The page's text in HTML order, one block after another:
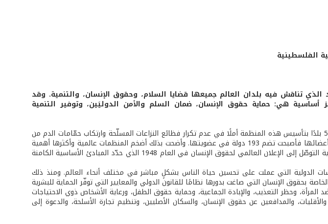
الفلسطينية
الذي تناقش فيه بلدان العالم جميعها قضايا السلام، وحقوق الإنسان، والتنمية. وقد
هي: حماية حقوق الإنسان، ضمان السلم والأمن الدوليَين، وتوفير التنمية
بعد أن حطّت الحرب العالمية الثانية أوزارها، قام 51 بلدًا بتأسيس هذه المنظمة أملًا في عدم تكرار فظائع النزاعات المسلّحة وارتكاب حمّامات الدم من
جديد. وعلى مرّ العقود السبعة الماضية، زاد عدد أعضائها فأصبحت تضم 193 دولة في عضويتها. وأضحت بذلك أضخم المنظمات عالمية وأكثرها أهمية
في عصرنا الحاضر. وكان من أوائل إنجازاتها التاريخية التوصّل إلى الإعلان العالمي لحقوق الإنسان في العام 1948 الذي حدّد المبادئ الأساسية الكامنة
الدولية التي عملت على تحسين حياة الناس بشكلٍ مباشر في مختلف أنحاء العالم. ومنذ ذلك
بحقوق الإنسان التي صاغت بدورها نظامًا للقانون الدولي والمعايير التي توفّر الحماية للبشرية
وحظر التعذيب، والإبادة الجماعية، وحماية حقوق الطفل، ورعاية الأشخاص ذوي الاحتياجات
والأقليات، والمدافعين عن حقوق الإنسان، والسكان الأصليين، وتنظيم تجارة الأسلحة، والدعوة إلى